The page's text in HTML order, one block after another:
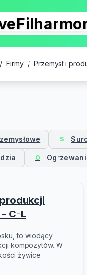
/ Firmy / Przemysł i
S
O
C-L
to wiodący
kompozytów. W
żywice